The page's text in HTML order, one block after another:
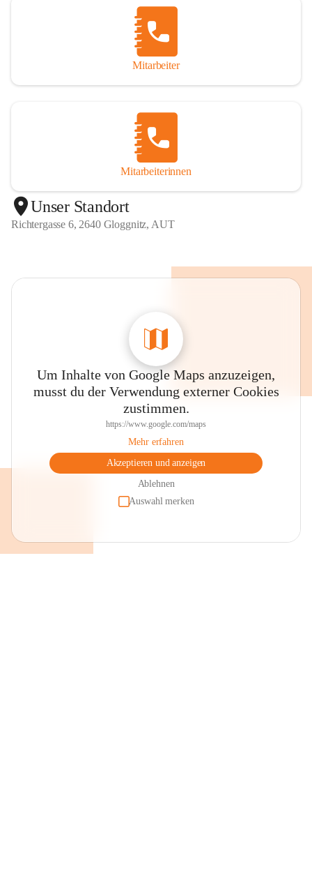
Mitarbeiter
Mitarbeiterinnen
+1
Unser Standort
Richtergasse 6, 2640 Gloggnitz, AUT
Um Inhalte von Google Maps anzuzeigen,
musst du der Verwendung externer Cookies
zustimmen.
https://www.google.com/maps
Mehr erfahren
Akzeptieren und anzeigen
Ablehnen
Auswahl merken